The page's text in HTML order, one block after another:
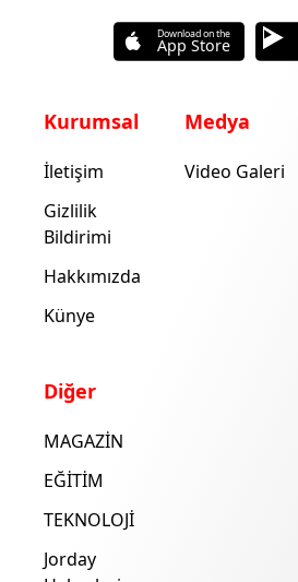
Download on the
App Store
Kurumsal
İletişim
Gizlilik
Bildirimi
Hakkımızda
Künye
Medya
Video Galeri
Diğer
MAGAZİN
EĞİTİM
TEKNOLOJİ
Jorday